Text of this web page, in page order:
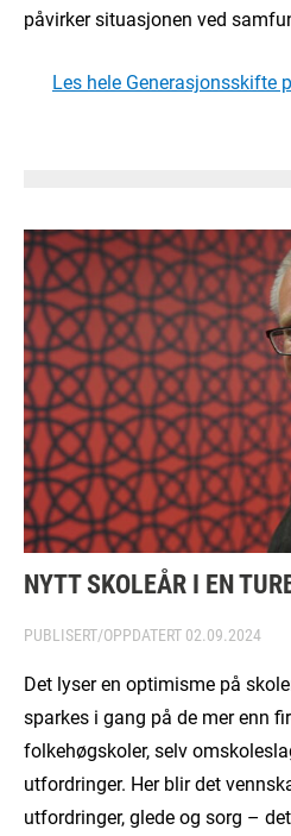
påvirker situasjonen ved
Les hele Generasjonsskifte
NYTT SKOLEÅR I EN
PUBLISERT/OPPDATERT 02.09.2024
Det lyser en optimisme på
sparkes i gang på de mer enn
folkehøgskoler, selv
utfordringer. Her blir det
utfordringer, glede og sorg –